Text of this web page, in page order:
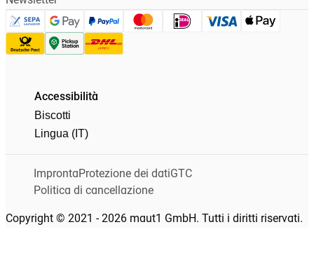
Accessibilità
Biscotti
Lingua (IT)
Copyright © 2021 - 2026 maut1 GmbH. Tutti i diritti riservati.
ImprontaProtezione dei datiGTC
Politica di cancellazione